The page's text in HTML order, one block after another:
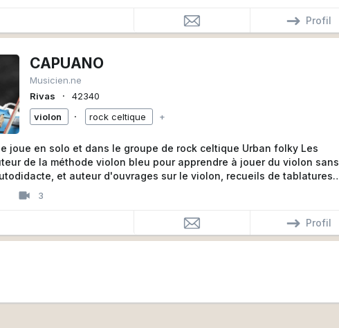
Profil
CAPUANO
Musicien.ne
Rivas
∙
42340
violon
∙ rock celtique +
joue en solo et dans le groupe de rock celtique Urban folky Les
de la méthode violon bleu pour apprendre à jouer du violon sans
et auteur d'ouvrages sur le violon, recueils de tablatures
partitions pour violon ainsi que de vidéos disponibles en
via le site violonbleu.fr
3
Profil